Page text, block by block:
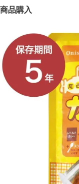
商品購入